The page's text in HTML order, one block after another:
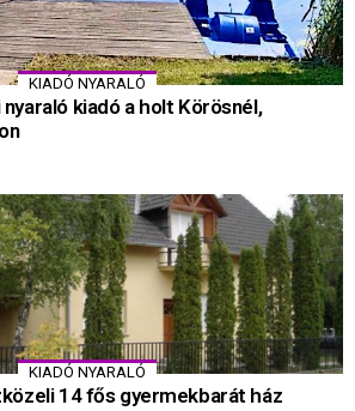
KIADÓ NYARALÓ
kiadó a holt Körösnél,
KIADÓ NYARALÓ
14 fős gyermekbarát ház